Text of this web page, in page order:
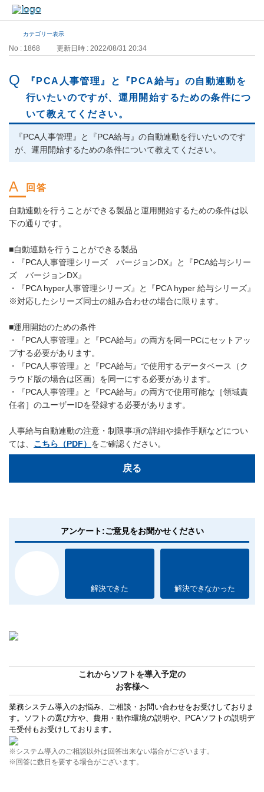
カテゴリー表示
No : 1868 更新日時 : 2022/08/31 20:34
『PCA人事管理』と『PCA給与』の自動連動を
行いたいのですが、運用開始するための条件につ
いて教えてください。
『PCA人事管理』と『PCA給与』の自動連動を行いたいのです
が、運用開始するための条件について教えてください。
自動連動を行うことができる製品と運用開始するための条件は以
下の通りです。
■自動連動を行うことができる製品
・『PCA人事管理シリーズ バージョンDX』と『PCA給与シリー
ズ バージョンDX』
・『PCA hyper人事管理シリーズ』と『PCA hyper 給与シリーズ』
※対応したシリーズ同士の組み合わせの場合に限ります。
■運用開始のための条件
・『PCA人事管理』と『PCA給与』の両方を同一PCにセットアッ
プする必要があります。
・『PCA人事管理』と『PCA給与』で使用するデータベース（ク
ラウド版の場合は区画）を同一にする必要があります。
・『PCA人事管理』と『PCA給与』の両方で使用可能な［領域責
任者］のユーザーIDを登録する必要があります。
人事給与自動連動の注意・制限事項の詳細や操作手順などについ
ては、 こちら（PDF） をご確認ください。
戻る
アンケート:ご意見をお聞かせください
解決できた 解決できなかった
これからソフトを導入予定の
お客様へ
業務システム導入のお悩み、ご相談・お問い合わせをお受けしておりま
す。ソフトの選び方や、費用・動作環境の説明や、PCAソフトの説明デ
モ受付もお受けしております。
※システム導入のご相談以外は回答出来ない場合がございます。
※回答に数日を要する場合がございます。